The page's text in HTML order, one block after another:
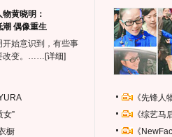
黄晓明：
潮 偶像重生
开始意识到，有些事
改变。…… [详细]
女”
橱
《先锋
《综艺
《